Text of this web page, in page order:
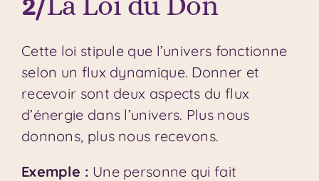
Cette loi stipule que l’univers fonctionne
selon un flux dynamique. Donner et
recevoir sont deux aspects du flux
d’énergie dans l’univers. Plus nous
donnons, plus nous recevons.
Exemple : Une personne qui fait